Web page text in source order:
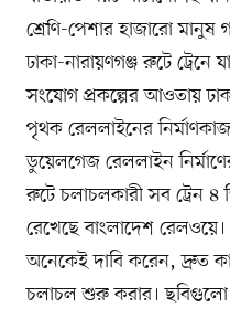
শ্রেণি-পেশার হাজারো মানুষ
ঢাকা-নারায়ণগঞ্জ রুটে
সংযোগ প্রকল্পের আওতায়
পৃথক রেললাইনের
ডুয়েলগেজ রেললাইন
রুটে চলাচলকারী সব ট্রেন ৪
রেখেছে বাংলাদেশ রেলওয়ে।
অনেকেই দাবি করেন, দ্রুত
চলাচল শুরু করার। ছবিগুলো